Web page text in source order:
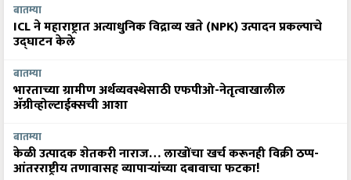
बातम्या
ICL ने महाराष्ट्रात अत्याधुनिक विद्राव्य खते (NPK) उत्पादन प्रकल्पाचे
उद्घाटन केले
बातम्या
भारताच्या ग्रामीण अर्थव्यवस्थेसाठी एफपीओ-नेतृत्वाखालील
अ‍ॅग्रीव्होल्टाईक्सची आशा
बातम्या
केळी उत्पादक शेतकरी नाराज… लाखोंचा खर्च करूनही विक्री ठप्प-
आंतरराष्ट्रीय तणावासह व्यापाऱ्यांच्या दबावाचा फटका!